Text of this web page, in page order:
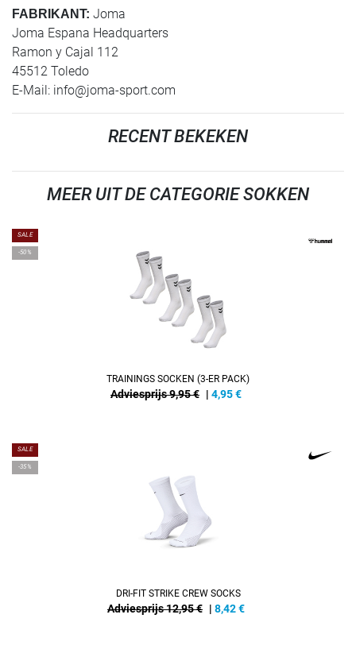
FABRIKANT: Joma
Joma Espana Headquarters
Ramon y Cajal 112
45512 Toledo
E-Mail: info@joma-sport.com
RECENT BEKEKEN
MEER UIT DE CATEGORIE SOKKEN
SALE
-50%
TRAININGS SOCKEN (3-ER PACK)
Adviesprijs 9,95 € | 4,95€
SALE
-35%
DRI-FIT STRIKE CREW SOCKS
Adviesprijs 12,95 € | 8,42€